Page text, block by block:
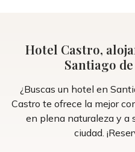
Hotel Castro,
Santiago
¿Buscas un hotel en
Castro te ofrece la mejor
en plena naturaleza y a
ciudad.